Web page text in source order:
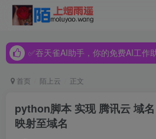
✅吞天雀AI助手，你的免费AI工作助手，支持
✅吞天雀AI助手，你的免费AI工作助手，支持
首页 陌上云 正文
python脚本 实现 腾讯云 域
映射至域名